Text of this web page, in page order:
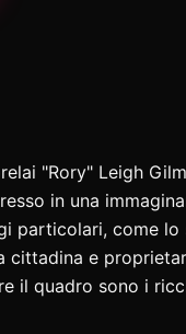
"Rory" Leigh
in una
particolari, come
cittadina e
il quadro sono i